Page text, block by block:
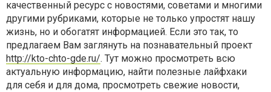
качественный ресурс с новостями, советами и многими
другими рубриками, которые не только упростят нашу
жизнь, но и обогатят информацией. Если это так, то
предлагаем Вам заглянуть на познавательный проект
http://kto-chto-gde.ru/. Тут можно просмотреть всю
актуальную информацию, найти полезные лайфхаки
для себя и для дома, просмотреть свежие новости,